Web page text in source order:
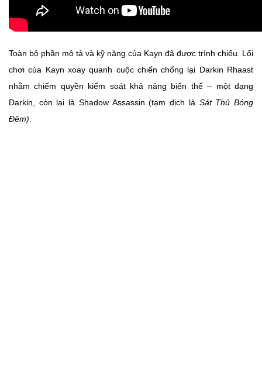
Toàn bộ phần mô tả và kỹ năng của Kayn đã được trình chiếu. Lối
chơi của Kayn xoay quanh cuộc chiến chống lại Darkin Rhaast
nhằm chiếm quyền kiểm soát khả năng biến thể – một dạng
Darkin, còn lại là Shadow Assassin (tạm dịch là Sát Thủ Bóng
Đêm)